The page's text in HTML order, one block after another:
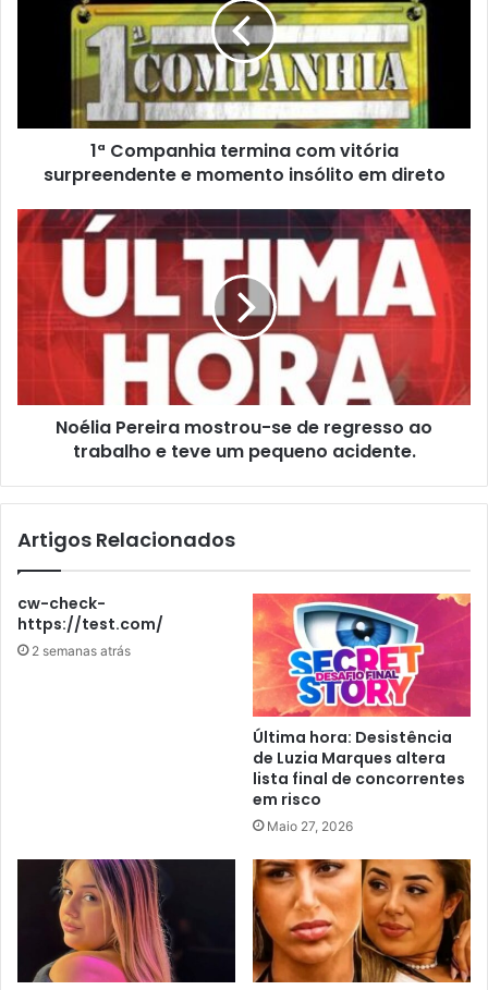
1ª Companhia termina com vitória
surpreendente e momento insólito em direto
Noélia Pereira mostrou-se de regresso ao
trabalho e teve um pequeno acidente.
Artigos Relacionados
cw-check-
https://test.com/
2 semanas atrás
Última hora: Desistência
de Luzia Marques altera
lista final de concorrentes
em risco
Maio 27, 2026